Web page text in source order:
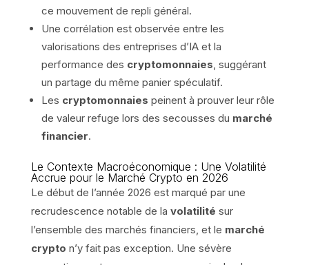
ce mouvement de repli général.
Une corrélation est observée entre les
valorisations des entreprises d’IA et la
performance des cryptomonnaies, suggérant
un partage du même panier spéculatif.
Les cryptomonnaies peinent à prouver leur rôle
de valeur refuge lors des secousses du marché
financier.
Le Contexte Macroéconomique : Une Volatilité
Accrue pour le Marché Crypto en 2026
Le début de l’année 2026 est marqué par une
recrudescence notable de la volatilité sur
l’ensemble des marchés financiers, et le marché
crypto n’y fait pas exception. Une sévère